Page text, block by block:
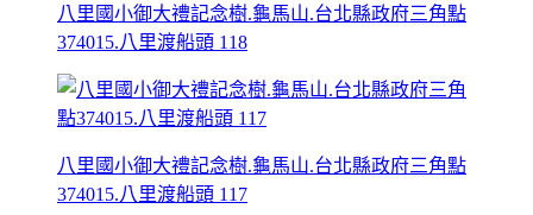
八里國小御大禮記念樹.龜馬山.台北縣政府三角點
374015.八里渡船頭 118
八里國小御大禮記念樹.龜馬山.台北縣政府三角點
374015.八里渡船頭 117